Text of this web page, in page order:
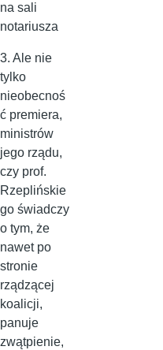
na sali
notariusza
3. Ale nie
tylko
nieobecnoś
ć premiera,
ministrów
jego rządu,
czy prof.
Rzeplińskie
go świadczy
o tym, że
nawet po
stronie
rządzącej
koalicji,
panuje
zwątpienie,